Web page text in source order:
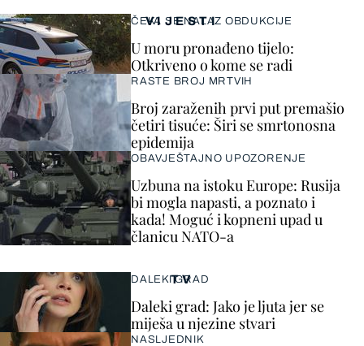
VIJESTI
ČEKA SE NALAZ OBDUKCIJE
U moru pronađeno tijelo:
Otkriveno o kome se radi
RASTE BROJ MRTVIH
Broj zaraženih prvi put premašio
četiri tisuće: Širi se smrtonosna
epidemija
OBAVJEŠTAJNO UPOZORENJE
Uzbuna na istoku Europe: Rusija
bi mogla napasti, a poznato i
kada! Moguć i kopneni upad u
članicu NATO-a
TV
DALEKI GRAD
Daleki grad: Jako je ljuta jer se
miješa u njezine stvari
NASLJEDNIK